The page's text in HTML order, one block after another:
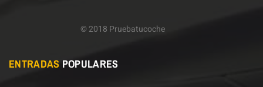
© 2018 Pruebatucoche
ENTRADAS POPULARES